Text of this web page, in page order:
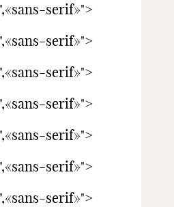
serif»">
serif»">
serif»">
serif»">
serif»">
serif»">
serif»">